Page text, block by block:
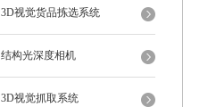
3D视觉货品拣选系统
结构光深度相机
3D视觉抓取系统